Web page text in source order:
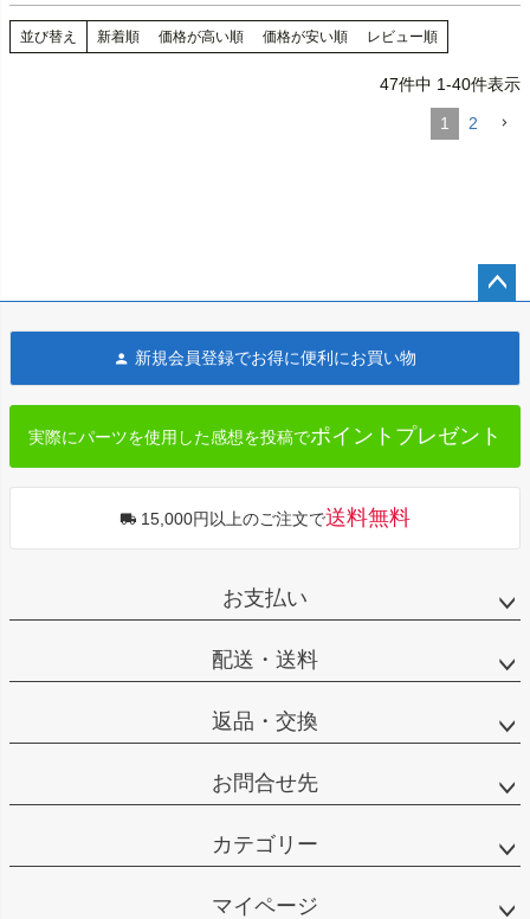
下さい。
BUNG KING(バンキン)
並び替え 新着順 価格が高い順 価格が安い順 レビュー順
47件中 1-40件表示
1 2
へ
新規会員登録でお得に便利にお買い物
実際にパーツを使用した感想を投稿でポイントプレゼント
15,000円以上のご注文で送料無料
お支払い
配送・送料
返品・交換
お問合せ先
カテゴリー
マイページ